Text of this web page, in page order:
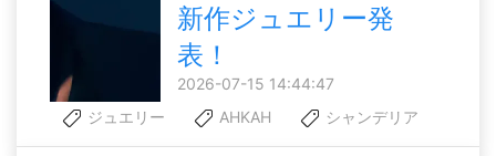
新作ジュエリー発
表！
2026-07-15 14:44:47
ジュエリー
AHKAH シャンデリア